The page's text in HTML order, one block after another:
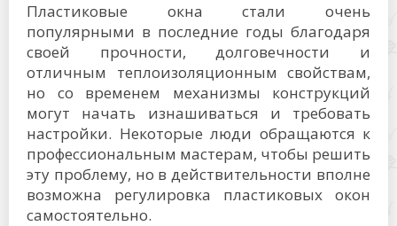
Пластиковые окна стали очень
популярными в последние годы благодаря
своей прочности, долговечности и
отличным теплоизоляционным свойствам,
но со временем механизмы конструкций
могут начать изнашиваться и требовать
настройки. Некоторые люди обращаются к
профессиональным мастерам, чтобы решить
эту проблему, но в действительности вполне
возможна регулировка пластиковых окон
самостоятельно.